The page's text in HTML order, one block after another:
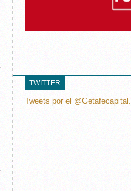
TWITTER
Tweets por el @Getafecapital.